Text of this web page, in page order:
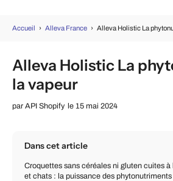
Accueil › Alleva France › Alleva Holistic La
Alleva Holistic La
la vapeur
par API Shopify le 15 mai 2024
Dans cet article
Croquettes sans céréales ni gluten cuites à
et chats : la puissance des